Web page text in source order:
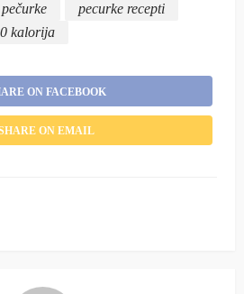
pečurke
pecurke recepti
kalorija
ON FACEBOOK
ON EMAIL